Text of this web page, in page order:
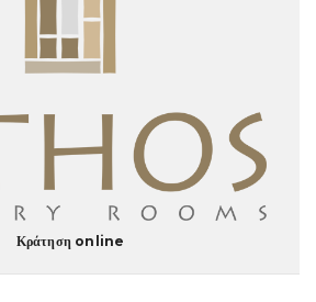
Κράτηση online